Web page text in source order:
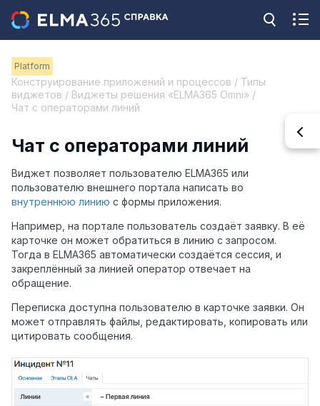
Platform
Конструирование приложений и процессов / Типы
виджетов / Виджеты решения «ELMA365 Omni» /
Чат с операторами линий
Чат с операторами линий
Виджет позволяет пользователю ELMA365 или
пользователю внешнего портала написать во
внутреннюю линию с формы приложения.
Например, на портале пользователь создаёт заявку. В её
карточке он может обратиться в линию с запросом.
Тогда в ELMA365 автоматически создаётся сессия, и
закреплённый за линией оператор отвечает на
обращение.
Переписка доступна пользователю в карточке заявки. Он
может отправлять файлы, редактировать, копировать или
цитировать сообщения.